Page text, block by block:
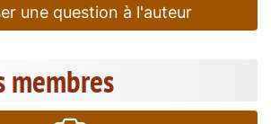
une question à l'auteur
membres